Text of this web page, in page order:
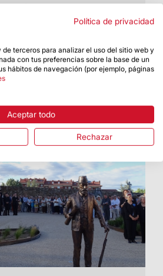
junio
Política de privacidad
terceros para analizar el uso del sitio web y
con tus preferencias sobre la base de un
hábitos de navegación (por ejemplo, páginas
Aceptar todo
Rechazar